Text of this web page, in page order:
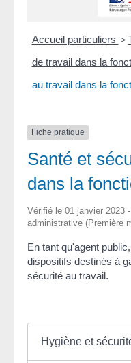
Accueil particuliers >
de travail dans la
au travail dans la
Fiche pratique
Santé et
dans la
Vérifié le 01 janvier 2023
administrative (Première
En tant qu'agent
dispositifs destinés à
sécurité au travail.
Hygiène et